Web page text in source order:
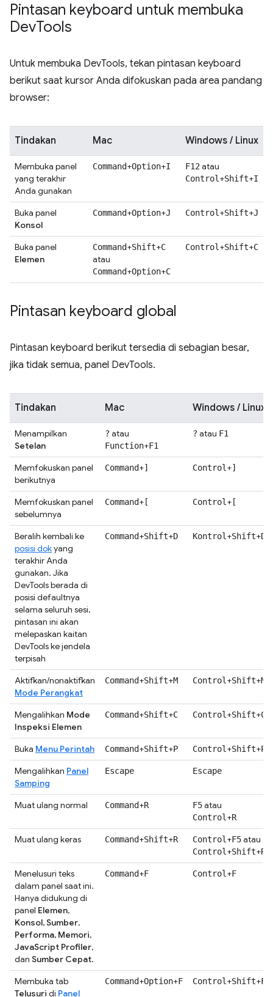
Pintasan keyboard untuk membuka
DevTools
Untuk membuka DevTools, tekan pintasan keyboard
berikut saat kursor Anda difokuskan pada area pandang
browser:
Tindakan Mac Windows / Linux
Membuka panel
yang terakhir
Anda gunakan
Command+Option+I F12 atau
Control +Shift+I
Buka panel
Konsol
Command+Option+J Control +Shift+J
Buka panel
Elemen
Command+Shift+C
atau
Command+Option+C
Control +Shift+C
Pintasan keyboard global
Pintasan keyboard berikut tersedia di sebagian besar,
jika tidak semua, panel DevTools.
Tindakan Mac Windows / Linux
Menampilkan
Setelan
? atau
Function+F1
? atau F1
Memfokuskan panel
berikutnya
Command+] Control +]
Memfokuskan panel
sebelumnya
Command+ [ Control + [
Beralih kembali ke
posisi dokyang
terakhir Anda
gunakan. Jika
DevTools berada di
posisi defaultnya
selama seluruh sesi,
pintasan ini akan
melepaskan kaitan
DevTools ke jendela
terpisah
Command+Shift+D Kontrol +Shift+D
Aktifkan/nonaktifkan
Mode Perangkat
Command+Shift+M Control +Shift+M
Mengalihkan Mode
Inspeksi Elemen
Command+Shift+C Control +Shift+C
Buka Menu Perintah Command+Shift+P Control +Shift+P
Mengalihkan Panel
Samping
Escape Escape
Muat ulang normal Command+R F5atau
Control +R
Muat ulang keras Command+Shift+R Control +F5atau
Control +Shift+R
Menelusuri teks
dalam panel saat ini.
Hanya didukung di
panel Elemen,
Konsol,Sumber,
Performa, Memori,
JavaScript Profiler,
dan Sumber Cepat.
Command+F Control +F
Membuka tab
Telusuri di Panel
Command+Option+F Control +Shift+F